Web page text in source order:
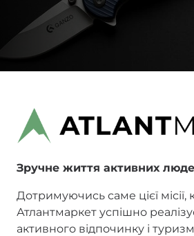
Зручне життя активних
Дотримуючись саме цієї місії,
Атлантмаркет успішно
активного відпочинку і